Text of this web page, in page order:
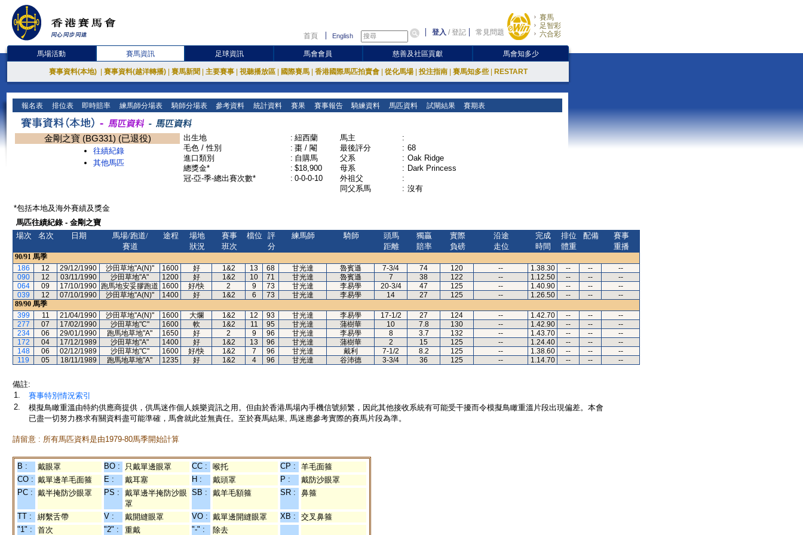
首頁 English 登入 /登記 常見問題
賽馬
足智彩
六合彩
馬場活動 賽馬資訊 足球資訊 馬會會員 慈善及社區貢獻 馬會知多少
賽事資料(本地) 賽事資料(越洋轉播) 賽馬新聞 主要賽事 視聽播放區 國際賽馬 香港國際馬匹拍賣會 從化馬場 投注指南 賽馬知多些 RESTART
報名表 排位表 即時賠率 練馬師分場表 騎師分場表 參考資料 統計資料 賽果 賽事報告 騎練資料 馬匹資料 試閘結果 賽期表
金剛之寶 (BG331) (已退役)
往績紀錄
其他馬匹
出生地 : 紐西蘭
毛色 / 性別
: 棗 / 閹
進口類別
: 自購馬
總獎金*
: $18,900
冠-亞-季-總出賽次數*
: 0-0-0-10
馬主
:
最後評分
: 68
父系
: Oak Ridge
母系
: Dark Princess
外祖父
:
同父系馬
: 沒有
*包括本地及海外賽績及獎金
馬匹往績紀錄 - 金剛之寶
場次
名次 日期
馬場/跑道/
賽道
途程
場地
狀況
賽事
班次
檔位
評
分
練馬師 騎師
頭馬
距離
獨贏
賠率
實際
負磅
沿途
走位
完成
時間
排位
體重
配備
賽事
重播
90/91 馬季
186
12 29/12/1990 沙田草地"A(N)" 1600 好 1&2 13 68 甘光達 魯賓遜 7-3/4 74 120 -- 1.38.30 -- --
--
090
12 03/11/1990 沙田草地"A" 1200 好 1&2 10 71 甘光達 魯賓遜 7 38 122 -- 1.12.50 -- --
--
064
09 17/10/1990 跑馬地安妥膠跑道 1600 好/快 2 9 73 甘光達 李易學 20-3/4 47 125 -- 1.40.90 -- --
--
039
12 07/10/1990 沙田草地"A(N)" 1400 好 1&2 6 73 甘光達 李易學 14 27 125 -- 1.26.50 -- --
--
89/90 馬季
399
11 21/04/1990 沙田草地"A(N)" 1600 大爛 1&2 12 93 甘光達 李易學 17-1/2 27 124 -- 1.42.70 -- --
--
277
07 17/02/1990 沙田草地"C" 1600 軟 1&2 11 95 甘光達 蒲樹華 10 7.8 130 -- 1.42.90 -- --
--
234
06 29/01/1990 跑馬地草地"A" 1650 好 2 9 96 甘光達 李易學 8 3.7 132 -- 1.43.70 -- --
--
172
04 17/12/1989 沙田草地"A" 1400 好 1&2 13 96 甘光達 蒲樹華 2 15 125 -- 1.24.40 -- --
--
148
06 02/12/1989 沙田草地"C" 1600 好/快 1&2 7 96 甘光達 戴利 7-1/2 8.2 125 -- 1.38.60 -- --
--
119
05 18/11/1989 跑馬地草地"A" 1235 好 1&2 4 96 甘光達 谷沛德 3-3/4 36 125 -- 1.14.70 -- -- --
備註:
1.
賽事特別情況索引
2.
模擬鳥瞰重溫由特約供應商提供，供馬迷作個人娛樂資訊之用。但由於香港馬場內手機信號頻繁，因此其他接收系統有可能受干擾而令模擬鳥瞰重溫片段出現偏差。本會
已盡一切努力務求有關資料盡可能準確，馬會就此並無責任。至於賽馬結果, 馬迷應參考實際的賽馬片段為準。
請留意 : 所有馬匹資料是由1979-80馬季開始計算
B : 戴眼罩 BO : 只戴單邊眼罩 CC : 喉托 CP :
羊毛面箍
CO : 戴單邊羊毛面箍 E : 戴耳塞 H : 戴頭罩 P :
戴防沙眼罩
PC : 戴半掩防沙眼罩 PS :
戴單邊半掩防沙眼
罩
SB : 戴羊毛額箍 SR : 鼻箍
TT : 綁繫舌帶 V : 戴開縫眼罩 VO : 戴單邊開縫眼罩 XB :
交叉鼻箍
"1" :
首次 "2" : 重戴 "-" : 除去